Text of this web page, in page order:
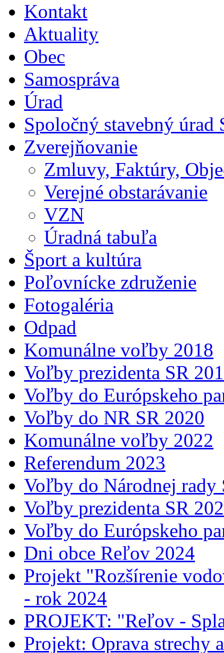
Kontakt
Aktuality
Obec
Samospráva
Úrad
Spoločný stavebný úrad
Zverejňovanie
Zmluvy, Faktúry,
Verejné obstarávanie
VZN
Úradná tabuľa
Šport a kultúra
Poľovnícke združenie
Fotogaléria
Odpad
Komunálne voľby 2018
Voľby prezidenta SR
Voľby do Európskeho
Voľby do NR SR 2020
Komunálne voľby 2022
Referendum 2023
Voľby do Národnej rady
Voľby prezidenta SR
Voľby do Európskeho
Dni obce Reľov 2024
Projekt "Rozšírenie
- rok 2024
PROJEKT: "Reľov -
Projekt: Oprava strechy